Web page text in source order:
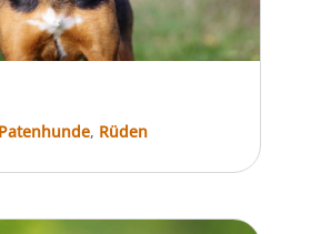
Patenhunde, Rüden